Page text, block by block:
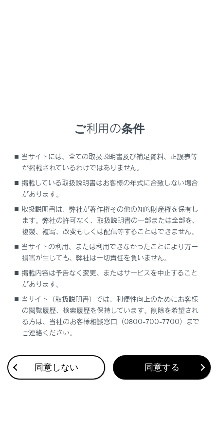
時間帯や天候に合わせた運転と装備
快適装備と便利な室内装備の使いかた
メーター／ディスプレイの機能と表示され
る情報
安全運転を支援する機能
通信で安心、快適、便利を支援するしくみ
ナビゲーションシステムを使う
車のお手入れ
困ったときの対処方法
車の仕様、諸元、装備
補足
ご利用の条件
当サイトには、全ての取扱説明書及び補足資料、正誤表等
が掲載されているわけではありません。
掲載している取扱説明書はお客様の年式に合致しない場合
があります。
取扱説明書は、弊社が著作権その他の知的財産権を保有し
ます。弊社の許可なく、取扱説明書の一部または全部を、
複製、複写、改変もしくは配信等することはできません。
当サイトの利用、または利用できなかったことにより万一
損害が生じても、弊社は一切責任を負いません。
掲載内容は予告なく変更、またはサービスを中止すること
があります。
当サイト（取扱説明書）では、利便性向上のためにお客様
の閲覧履歴、検索履歴を保持しています。削除を希望され
る方は、当社のお客様相談窓口（0800-700-7700）まで
ご連絡ください。
同意しない 同意する